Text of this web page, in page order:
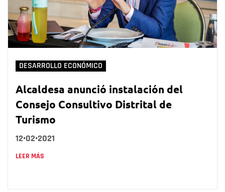
DESARROLLO ECONÓMICO
Alcaldesa anunció instalación del
Consejo Consultivo Distrital de
Turismo
12•02•2021
LEER MÁS